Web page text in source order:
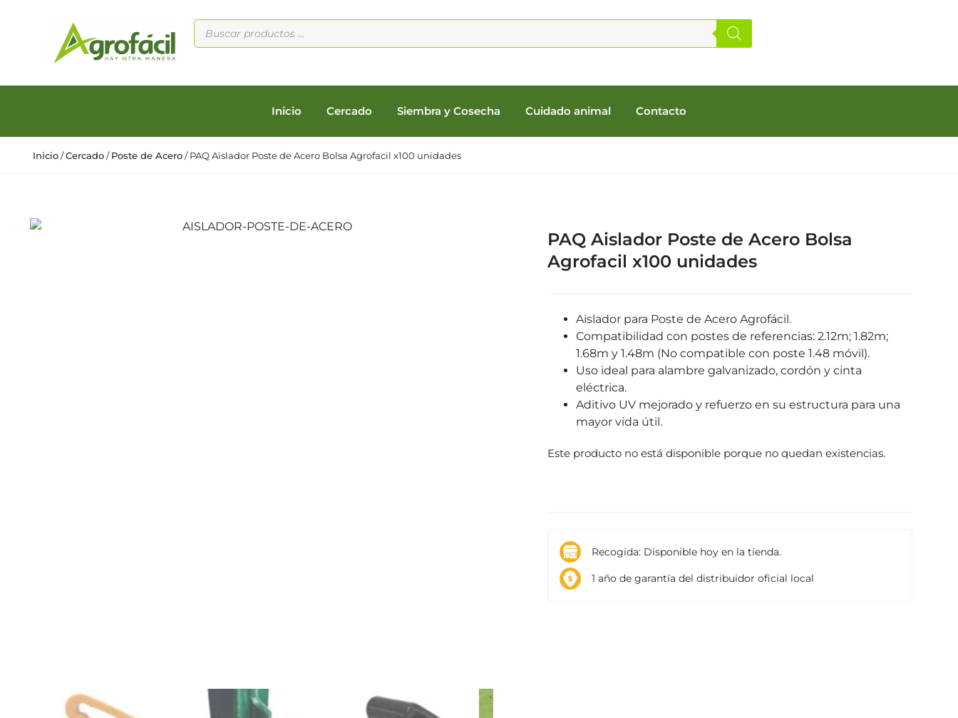
Inicio Cercado Siembra y Cosecha Cuidado animal Contacto
Inicio/Cercado/Poste de Acero/ PAQ Aislador Poste de Acero Bolsa Agrofacil x100 unidades
PAQ Aislador Poste de Acero Bolsa
Agrofacil x100 unidades
Aislador para Poste de Acero Agrofácil.
Compatibilidad con postes de referencias: 2.12m; 1.82m;
1.68m y 1.48m (No compatible con poste 1.48 móvil).
Uso ideal para alambre galvanizado, cordón y cinta
eléctrica.
Aditivo UV mejorado y refuerzo en su estructura para una
mayor vida útil.
Este producto no está disponible porque no quedan existencias.
Recogida: Disponible hoy en la tienda.
1 año de garantía del distribuidor oficial local